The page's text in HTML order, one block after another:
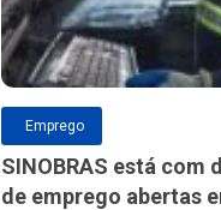
Emprego
SINOBRAS está com
de emprego abertas